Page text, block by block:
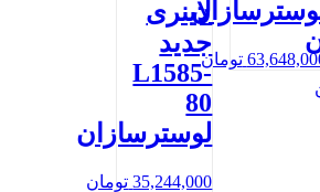
تومان
لاینری
جدید
L1585-
80
لوسترسازان
35,244,000 تومان